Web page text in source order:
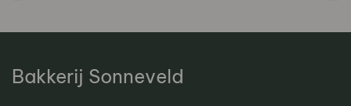
Bakkerij Sonneveld